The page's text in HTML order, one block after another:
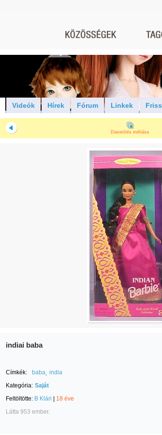
Videók Hírek Fórum Linkek Friss
Diavetítés indítása
indiai baba
Címkék: baba india
Kategória: Saját
Feltöltötte: B Klári
18 éve
Látta 953 ember.